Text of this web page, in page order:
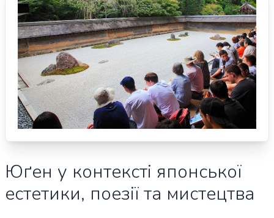
Юґен у контексті японської
естетики, поезії та мистецтва